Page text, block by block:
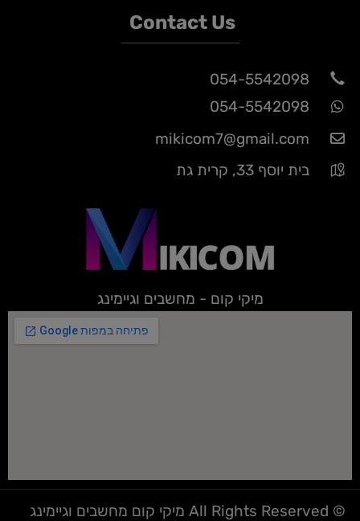
Contact Us
054-5542098
054-5542098
mikicom7@gmail.com
בית יוסף 33, קרית גת
מיקי קום - מחשבים וגיימינג
© All Rights Reserved מיקי קום מחשבים וגיימינג